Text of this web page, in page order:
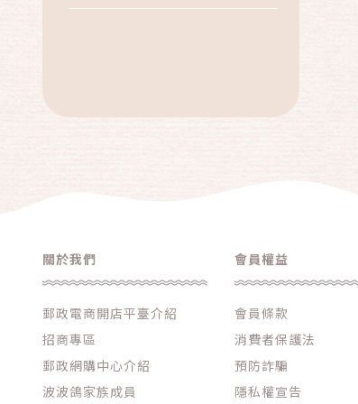
關於我們
郵政電商開店平臺介紹
招商專區
郵政網購中心介紹
波波鴿家族成員
會員權益
會員條款
消費者保護法
預防詐騙
隱私權宣告